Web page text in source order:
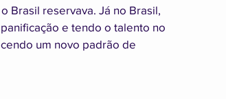
Brasil reservava. Já no Brasil,
e tendo o talento no
um novo padrão de